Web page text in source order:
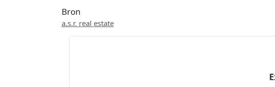
Bron
a.s.r. real estate